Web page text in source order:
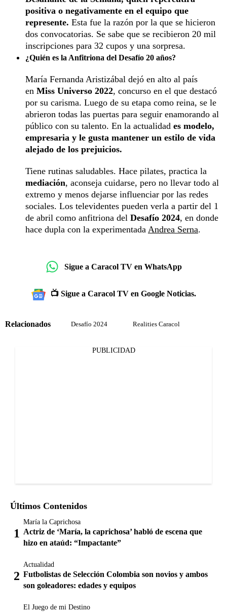
positiva o negativamente en el equipo que
represente. Esta fue la razón por la que se hicieron
dos convocatorias. Se sabe que se recibieron 20 mil
inscripciones para 32 cupos y una sorpresa.
¿Quién es la Anfitriona del Desafío 20 años?
María Fernanda Aristizábal dejó en alto al país
en Miss Universo 2022, concurso en el que destacó
por su carisma. Luego de su etapa como reina, se le
abrieron todas las puertas para seguir enamorando al
público con su talento. En la actualidad es modelo,
empresaria y le gusta mantener un estilo de vida
alejado de los prejuicios.
Tiene rutinas saludables. Hace pilates, practica la
mediación, aconseja cuidarse, pero no llevar todo al
extremo y menos dejarse influenciar por las redes
sociales. Los televidentes pueden verla a partir del 1
de abril como anfitriona del Desafío 2024, en donde
hace dupla con la experimentada Andrea Serna.
Sigue a Caracol TV en WhatsApp
📺 Sigue a Caracol TV en Google Noticias.
Relacionados Desafío 2024 Realities Caracol
PUBLICIDAD
Últimos Contenidos
María la Caprichosa
Actriz de ‘María, la caprichosa’ habló de escena que
hizo en ataúd: “Impactante”
Actualidad
Futbolistas de Selección Colombia son novios y ambos
son goleadores: edades y equipos
El Juego de mi Destino